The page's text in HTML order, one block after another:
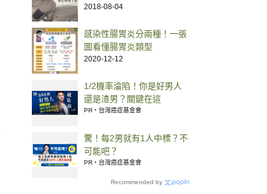
2018-08-04
感染性腸胃炎分兩種！一張
圖看懂腸胃炎類型
2020-12-12
1/2機率淪陷！你是好男人
還是渣男？關鍵在這
PR・台灣癌症基金會
驚！每2男就有1人中標？不
可能吧？
PR・台灣癌症基金會
Recommended by